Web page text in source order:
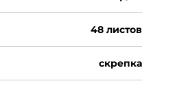
48 листов
скрепка